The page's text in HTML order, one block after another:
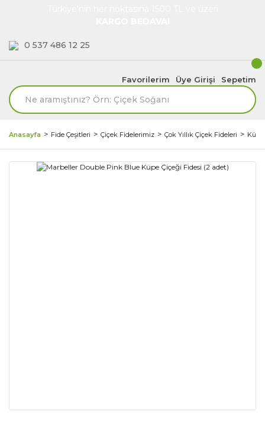
0 537 486 12 25
Favorilerim Üye Girişi Sepetim
Anasayfa Fide Çeşitleri Çiçek Fidelerimiz Çok Yıllık Çiçek Fideleri